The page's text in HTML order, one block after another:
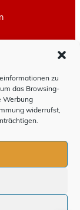
zu
das Browsing-
Werbung
widerrufst,